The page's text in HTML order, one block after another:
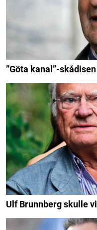
”Göta kanal”-
Ulf Brunnberg skulle